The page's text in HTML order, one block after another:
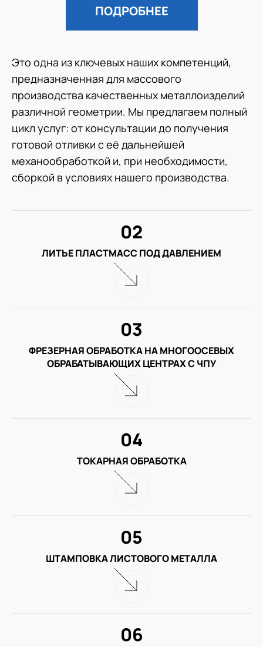
ПОДРОБНЕЕ
Это одна из ключевых наших компетенций,
предназначенная для массового
производства качественных металлоизделий
различной геометрии. Мы предлагаем полный
цикл услуг: от консультации до получения
готовой отливки с её дальнейшей
механообработкой и, при необходимости,
сборкой в условиях нашего производства.
ЛИТЬЕ ПЛАСТМАСС ПОД ДАВЛЕНИЕМ
02
ФРЕЗЕРНАЯ ОБРАБОТКА НА МНОГООСЕВЫХ
ОБРАБАТЫВАЮЩИХ ЦЕНТРАХ С ЧПУ
03
ТОКАРНАЯ ОБРАБОТКА
04
ШТАМПОВКА ЛИСТОВОГО МЕТАЛЛА
05
06